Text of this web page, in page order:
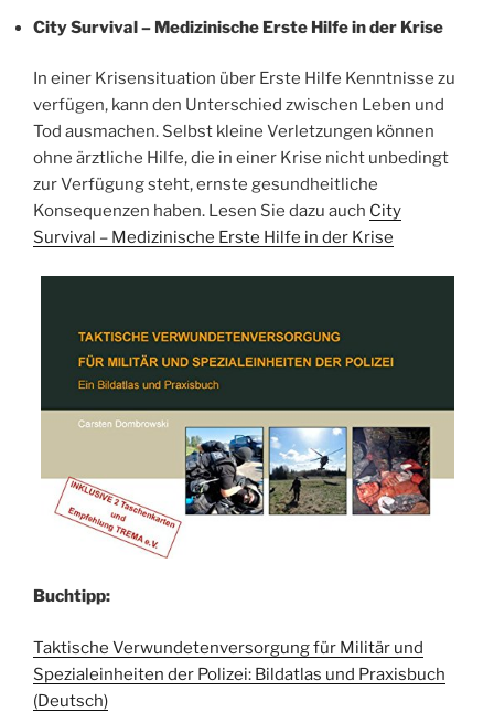
City Survival – Medizinische Erste Hilfe in der Krise
In einer Krisensituation über Erste Hilfe Kenntnisse zu
verfügen, kann den Unterschied zwischen Leben und
Tod ausmachen. Selbst kleine Verletzungen können
ohne ärztliche Hilfe, die in einer Krise nicht unbedingt
zur Verfügung steht, ernste gesundheitliche
Konsequenzen haben. Lesen Sie dazu auch City
Survival – Medizinische Erste Hilfe in der Krise
Buchtipp:
Taktische Verwundetenversorgung für Militär und
Spezialeinheiten der Polizei: Bildatlas und Praxisbuch
(Deutsch)